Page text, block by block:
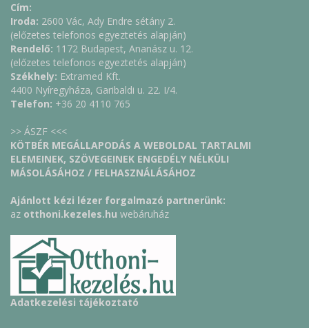
Cím:
Iroda: 2600 Vác, Ady Endre sétány 2.
(előzetes telefonos egyeztetés alapján)
Rendelő: 1172 Budapest, Ananász u. 12.
(előzetes telefonos egyeztetés alapján)
Székhely: Extramed Kft.
4400 Nyíregyháza, Garibaldi u. 22. I/4.
Telefon: +36 20 4110 765
>> ÁSZF <<<
KÖTBÉR MEGÁLLAPODÁS A WEBOLDAL TARTALMI
ELEMEINEK, SZÖVEGEINEK ENGEDÉLY NÉLKÜLI
MÁSOLÁSÁHOZ / FELHASZNÁLÁSÁHOZ
Ajánlott kézi lézer forgalmazó partnerünk:
az otthoni.kezeles.hu webáruház
Adatkezelési tájékoztató